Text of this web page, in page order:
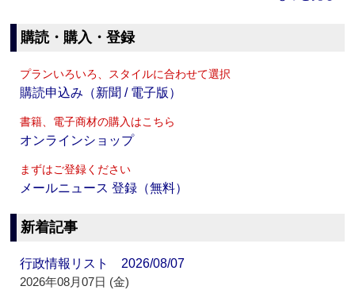
購読・購入・登録
プランいろいろ、スタイルに合わせて選択
購読申込み（新聞 / 電子版）
書籍、電子商材の購入はこちら
オンラインショップ
まずはご登録ください
メールニュース 登録（無料）
新着記事
行政情報リスト 2026/08/07
2026年08月07日 (金)